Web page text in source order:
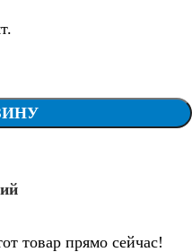
товар прямо сейчас!